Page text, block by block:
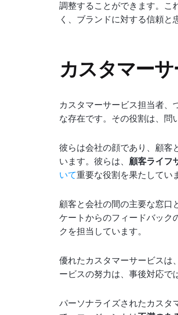
調整することができます。こ
く、ブランドに対する信頼と
カスタマー
カスタマーサービス担当者、
な存在です。その役割は、問
彼らは会社の顔であり、顧客
います。彼らは、 顧客ライフ
いて重要な役割を果たしてい
顧客と会社の間の主要な窓口
ケートからのフィードバック
クを担当しています。
優れたカスタマーサービスは
ービスの努力は、事後対応で
パーソナライズされたカスタ